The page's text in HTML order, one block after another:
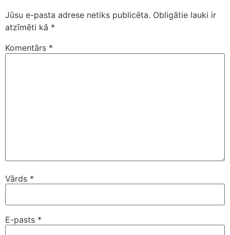
Jūsu e-pasta adrese netiks publicēta. Obligātie lauki ir
atzīmēti kā *
Komentārs *
Vārds *
E-pasts *